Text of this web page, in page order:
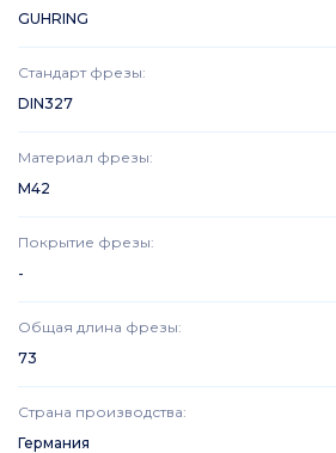
GUHRING
Стандарт фрезы:
DIN327
Материал фрезы:
M42
Покрытие фрезы:
-
Общая длина фрезы:
73
Страна производства:
Германия